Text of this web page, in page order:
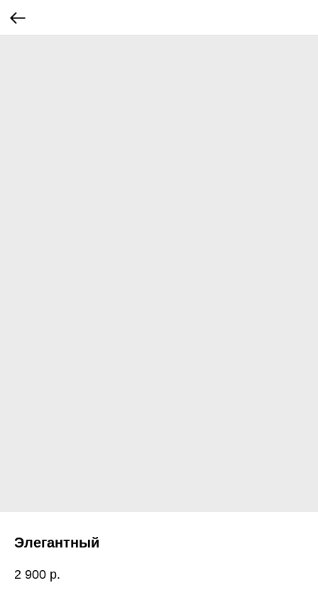
Элегантный
2 900 р.